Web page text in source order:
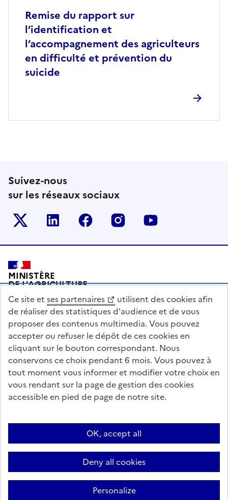
Remise du rapport sur
l’identification et
l’accompagnement des agriculteurs
en difficulté et prévention du
suicide
Suivez-nous
sur les réseaux sociaux
Le ministère sur Twitter
Le ministère sur LinkedIn
Le ministère sur Facebook
Le ministère sur
Pied de page
MINISTÈRE
DE L'AGRICULTURE
DE L'AGRO-ALIMENTAIRE
ET DE LA SOUVERAINETÉ
ALIMENTAIRE
legifrance.gouv.fr
info.gouv.fr
service-public.gouv.fr
data.gouv.fr
Questions fréquentes / Contacts
Informations publiques
Mentions légales
Archives presse English contents
Cookies
Paramètres d'affichage
Ce site et ses partenaires
utilisent des cookies afin
de réaliser des statistiques d'audience et de vous
proposer des contenus multimedia. Vous pouvez
accepter ou refuser le dépôt de ces cookies en
cliquant sur le bouton correspondant. Nous
conservons ce choix pendant 6 mois. Vous pouvez à
tout moment vous informer et modifier votre choix en
vous rendant sur la page de gestion des cookies
accessible en pied de page de notre site.
OK, accept all
Deny all cookies
Personalize